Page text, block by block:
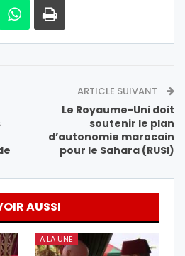
ARTICLE SUIVANT
Le Royaume-Uni doit
soutenir le plan
d’autonomie marocain
pour le Sahara (RUSI)
AUSSI
A LA UNE